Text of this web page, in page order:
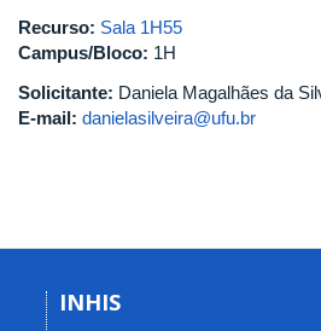
Recurso: Sala 1H55
Campus/Bloco: 1H
Solicitante: Daniela Magalhães da
E-mail: danielasilveira@ufu.br
INHIS